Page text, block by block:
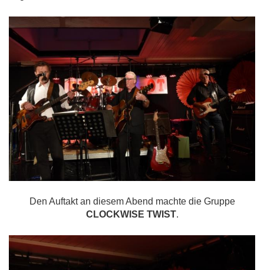
Den Auftakt an diesem Abend machte die Gruppe
CLOCKWISE TWIST.